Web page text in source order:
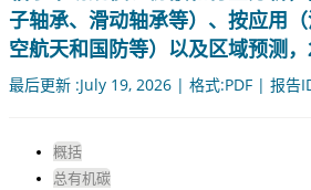
子轴承、滑动轴承等）、按应用
空航天和国防等）以及区域预测
最后更新 :July 19, 2026 | 格式:PDF | 报告
概括
总有机碳